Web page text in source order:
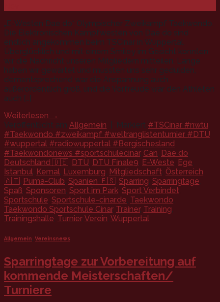
„E-Westen Dae do“ Olympischer Zweikampf Taekwondo.
Die Elektronischen Kampfwesten von Dae do sind
endlich angekommen beim TSCinar in Wuppertal.
Überglücklich und mit einem Smiley im Gesicht konnten
wir die Nachricht unseren Mitgliedern mitteilen. Lange
haben wir gewartet und mussten uns sehr gedulden,
dementsprechend war die Anspannung auch
außerordentlich groß, und die Vorfreude war den Athleten
auch […]
Weiterlesen →
Veröffentlicht am Allgemein Markiert #TSCinar #nwtu
#Taekwondo #zweikampf #weltranglistenturnier #DTU
#wuppertal #radiowuppertal #Bergischesland
#Taekwondonews #sportschulecinar, Can, Dae do,
Deutschland 🇩🇪, DTU, DTU Finale9, E-Weste, Ege,
Istanbul, Kemal, Luxemburg, Mitgliedschaft, Österreich
🇦🇹, Puma-Club, Spanien 🇪🇸, Sparring, Sparringtage,
Spaß, Sponsoren, Sport im Park, Sport Verbindet,
Sportschule, Sportschule-cinar.de, Taekwondo,
Taekwondo Sportschule Cinar, Trainer, Training,
Trainingshalle, Turnier, Verein, Wuppertal
Allgemein, Vereinsnews
Sparringtage zur Vorbereitung auf
kommende Meisterschaften/
Turniere